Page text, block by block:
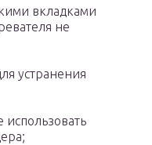
вкладками
не
устранения